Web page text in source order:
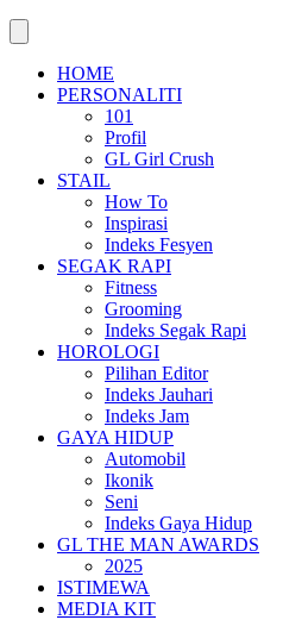
HOME
PERSONALITI
101
Profil
GL Girl Crush
STAIL
How To
Inspirasi
Indeks Fesyen
SEGAK RAPI
Fitness
Grooming
Indeks Segak Rapi
HOROLOGI
Pilihan Editor
Indeks Jauhari
Indeks Jam
GAYA HIDUP
Automobil
Ikonik
Seni
Indeks Gaya Hidup
GL THE MAN AWARDS
2025
ISTIMEWA
MEDIA KIT